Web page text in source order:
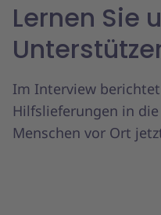
Lernen Sie
Im Interview berichtet
Hilfslieferungen in
Menschen vor Ort